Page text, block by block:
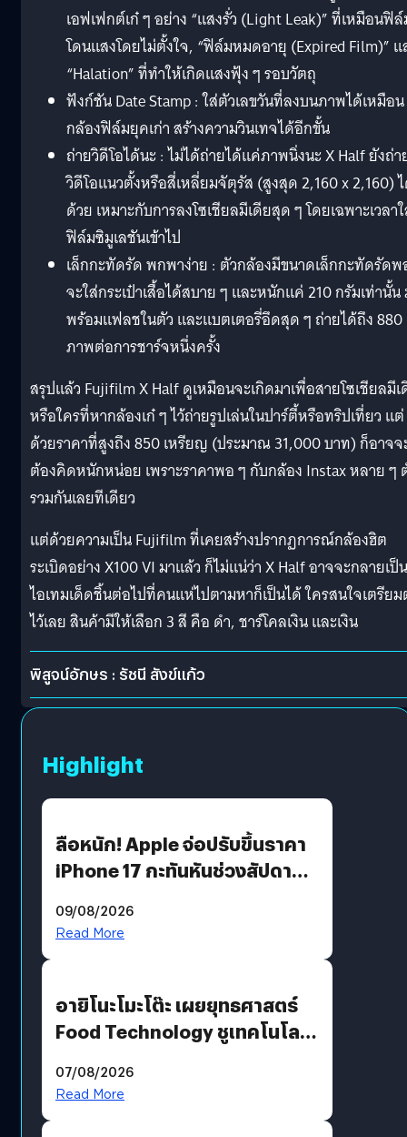
เอฟเฟกต์เก๋ ๆ อย่าง “แสงรั่ว (Light Leak)” ที่เหมือนฟิ
โดนแสงโดยไม่ตั้งใจ, “ฟิล์มหมดอายุ (Expired Film)” แ
“Halation” ที่ทำให้เกิดแสงฟุ้ง ๆ รอบวัตถุ
ฟังก์ชัน Date Stamp : ใส่ตัวเลขวันที่ลงบนภาพได้เหมือน
กล้องฟิล์มยุคเก่า สร้างความวินเทจได้อีกขั้น
ถ่ายวิดีโอได้นะ : ไม่ได้ถ่ายได้แค่ภาพนิ่งนะ X Half ยังถ่า
วิดีโอแนวตั้งหรือสี่เหลี่ยมจัตุรัส (สูงสุด 2,160 x 2,160)
ด้วย เหมาะกับการลงโซเชียลมีเดียสุด ๆ โดยเฉพาะเวลา
ฟิล์มซิมูเลชันเข้าไป
เล็กกะทัดรัด พกพาง่าย : ตัวกล้องมีขนาดเล็กกะทัดรัด
จะใส่กระเป๋าเสื้อได้สบาย ๆ และหนักแค่ 210 กรัมเท่านั้น
พร้อมแฟลชในตัว และแบตเตอรี่อึดสุด ๆ ถ่ายได้ถึง 880
ภาพต่อการชาร์จหนึ่งครั้ง
สรุปแล้ว Fujifilm X Half ดูเหมือนจะเกิดมาเพื่อสายโซเชียลมี
หรือใครที่หากล้องเก๋ ๆ ไว้ถ่ายรูปเล่นในปาร์ตี้หรือทริปเที่ยว แต่
ด้วยราคาที่สูงถึง 850 เหรียญ (ประมาณ 31,000 บาท) ก็อาจจ
ต้องคิดหนักหน่อย เพราะราคาพอ ๆ กับกล้อง Instax หลาย ๆ
รวมกันเลยทีเดียว
แต่ด้วยความเป็น Fujifilm ที่เคยสร้างปรากฏการณ์กล้องฮิต
ระเบิดอย่าง X100 VI มาแล้ว ก็ไม่แน่ว่า X Half อาจจะกลายเป็น
ไอเทมเด็ดชิ้นต่อไปที่คนแห่ไปตามหาก็เป็นได้ ใครสนใจเตรีย
ไว้เลย สินค้ามีให้เลือก 3 สี คือ ดำ, ชาร์โคลเงิน และเงิน
พิสูจน์อักษร : รัชนี สังข์แก้ว
Highlight
ลือหนัก! Apple จ่อปรับขึ้นราคา
iPhone 17 กะทันหันช่วงสัปดาห์ที่
09/08/2026
Read More
อายิโนะโมะโต๊ะ เผยยุทธศาสตร์
Food Technology ชูเทคโนโลยี
บริโภคและ B2B
07/08/2026
Read More